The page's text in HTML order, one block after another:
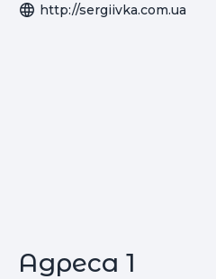
http://sergiivka.com.ua
Адреса 1